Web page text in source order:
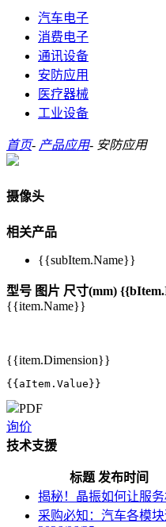
汽车电子
消费电子
通讯设备
安防应用
医疗器械
工业设备
首页- 产品应用- 安防应用
摄像头
相关产品
{{subItem.Name}}
型号 图片 尺寸(mm)
{{item.Name}}
{{item.Dimension}}
{{aItem.Value}}
PDF
询价
技术支援
标题 发布时间
揭秘！晶振如何让服
采购必知：汽车各模